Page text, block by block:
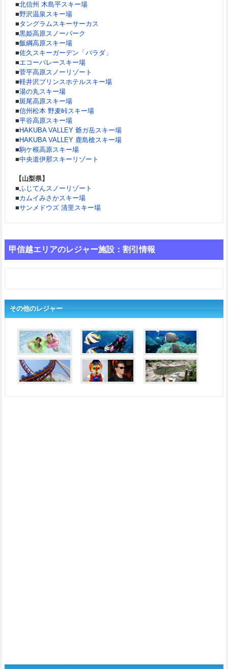
■北信州 木島平スキー場
■野沢温泉スキー場
■タングラムスキーサーカス
■黒姫高原スノーパーク
■飯綱高原スキー場
■佐久スキーガーデン「パラダ」
■エコーバレースキー場
■菅平高原スノーリゾート
■軽井沢プリンスホテルスキー場
■湯の丸スキー場
■斑尾高原スキー場
■信州松本 野麦峠スキー場
■平谷高原スキー場
■ HAKUBA VALLEY 爺ガ岳スキー場
■ HAKUBA VALLEY 鹿島槍スキー場
■駒ケ根高原スキー場
■中央道伊那スキーリゾート
【山梨県】
■ふじてんスノーリゾート
■カムイみさかスキー場
■サンメドウズ 清里スキー場
甲信越エリアのレジャー施設：割引情報
その他のレジャー